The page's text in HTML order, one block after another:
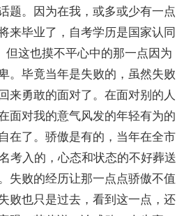
。因为在我，或多或少有一点
来毕业了，自考学历是国家认同
但这也摸不平心中的那一点因为
。毕竟当年是失败的，虽然失败
来勇敢的面对了。在面对别的人
面对我的意气风发的年轻有为的
在了。骄傲是有的，当年在全市
考入的，心态和状态的不好葬送
失败的经历让那一点点骄傲不值
也只是过去，看到这一点，还